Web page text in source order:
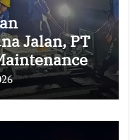
Jalan, PT
Preservasi